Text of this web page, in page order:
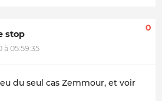
stop
à 05:59:35
0
du seul cas Zemmour, et voir